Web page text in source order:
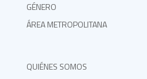
GÉNERO
ÁREA METROPOLITANA
QUIÉNES SOMOS